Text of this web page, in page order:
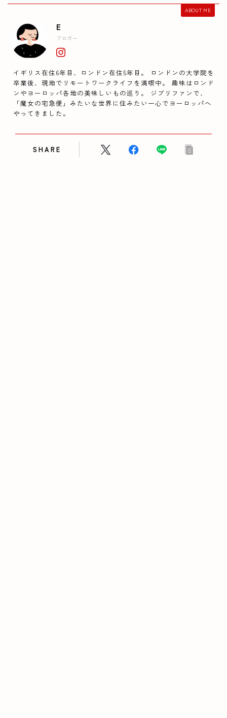
ABOUT ME
E
ブロガー
イギリス在住6年目、ロンドン在住5年目。 ロンドンの大学院を
卒業後、現地でリモートワークライフを満喫中。 趣味はロンド
ンやヨーロッパ各地の美味しいもの巡り。 ジブリファンで、
「魔女の宅急便」みたいな世界に住みたい一心でヨーロッパへ
やってきました。
SHARE